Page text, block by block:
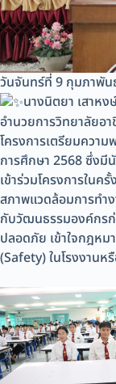
วันจันทร์ที่ 9 กุมภาพัน
นางนิตยา เสาห
อำนวยการวิทยาลัยอ
โครงการเตรียมควา
การศึกษา 2568 ซึ่งมี
เข้าร่วมโครงการใน
สภาพแวดล้อมการทำ
กับวัฒนธรรมองค์กรก่
ปลอดภัย เข้าใจกฎห
(Safety) ในโรงงานห